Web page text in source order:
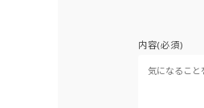
内容(必須)